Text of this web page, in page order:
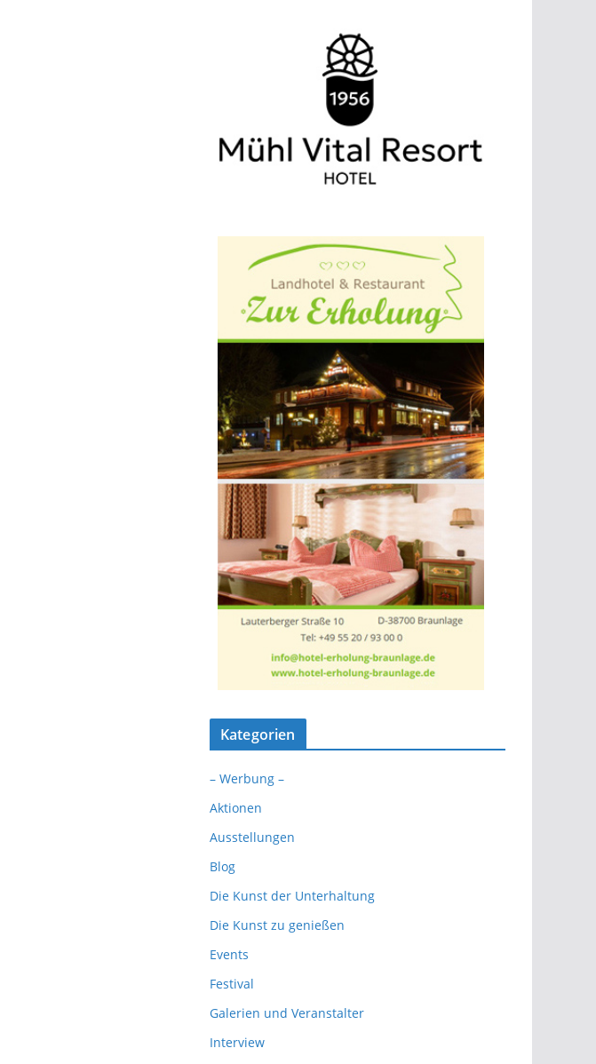
Kategorien
– Werbung –
Aktionen
Ausstellungen
Blog
Die Kunst der Unterhaltung
Die Kunst zu genießen
Events
Festival
Galerien und Veranstalter
Interview